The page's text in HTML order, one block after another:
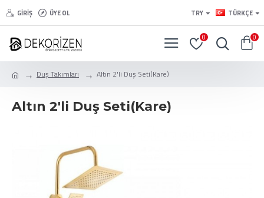
GIRIŞ ÜYE OL TRY TÜRKÇE
0 0
Duş Takımları Altın 2'li Duş Seti(Kare)
Altın 2'li Duş Seti(Kare)